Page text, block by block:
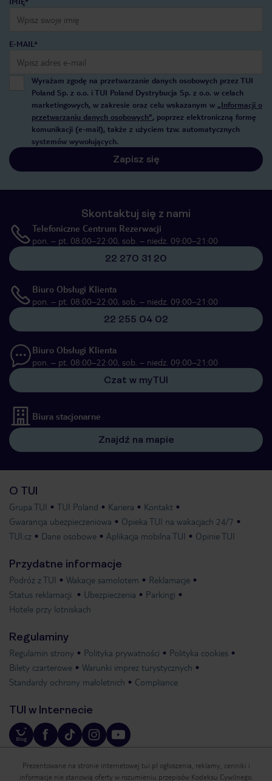
E-MAIL*
Wyrażam zgodę na przetwarzanie danych osobowych przez TUI
Poland Sp. z o.o. i TUI Poland Dystrybucja Sp. z o.o. w celach
marketingowych, w zakresie oraz celu wskazanym w „Informacji o
przetwarzaniu danych osobowych”, poprzez elektroniczną formę
komunikacji (e-mail), także z użyciem tzw. automatycznych
systemów wywołujących.
Zapisz się
Skontaktuj się z nami
Telefoniczne Centrum Rezerwacji
pon. – pt. 08:00–22:00, sob. – niedz. 09:00–21:00
22 270 31 20
Biuro Obsługi Klienta
pon. – pt. 08:00–22:00, sob. – niedz. 09:00–21:00
22 255 04 02
Biuro Obsługi Klienta
pon. – pt. 08:00–22:00, sob. – niedz. 09:00–21:00
Czat w myTUI
Biura stacjonarne
Znajdź na mapie
O TUI
Grupa TUI TUI Poland Kariera
Kontakt
Gwarancja ubezpieczeniowa
Opieka TUI na wakacjach 24/7
TUI.cz
Dane osobowe Aplikacja mobilna TUI Opinie TUI
Przydatne informacje
Podróż z TUI Wakacje samolotem
Reklamacje
Status reklamacji
Ubezpieczenia
Parkingi
Hotele przy lotniskach
Regulaminy
Regulamin strony Polityka prywatności
Polityka cookies
Bilety czarterowe
Warunki imprez turystycznych
Standardy ochrony małoletnich
Compliance
TUI w Internecie
Prezentowane na stronie internetowej tui.pl ogłoszenia, reklamy, cenniki i
informacje nie stanowią oferty w rozumieniu przepisów Kodeksu Cywilnego.